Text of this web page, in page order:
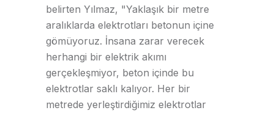
belirten Yılmaz, "Yaklaşık bir metre
aralıklarda elektrotları betonun içine
gömüyoruz. İnsana zarar verecek
herhangi bir elektrik akımı
gerçekleşmiyor, beton içinde bu
elektrotlar saklı kalıyor. Her bir
metrede yerleştirdiğimiz elektrotlar